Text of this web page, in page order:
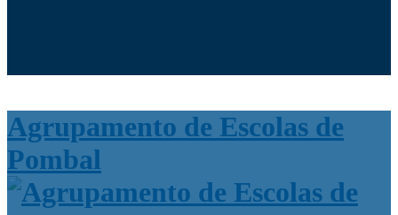
for:
Agrupamento de Escolas de
Pombal